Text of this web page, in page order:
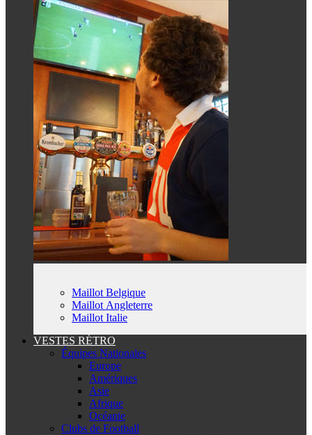
Maillot Belgique
Maillot Angleterre
Maillot Italie
VESTES RÉTRO
Équipes Nationales
Europe
Amériques
Asie
Afrique
Océanie
Clubs de Football